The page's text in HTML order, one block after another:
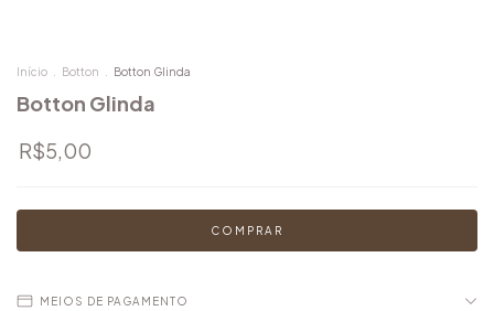
Início Botton Botton Glinda
Botton Glinda
R$5,00
MEIOS DE PAGAMENTO